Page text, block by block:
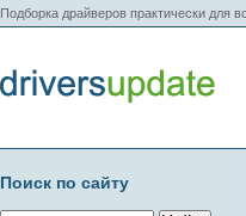
Подборка драйверов практически для
Поиск по сайту